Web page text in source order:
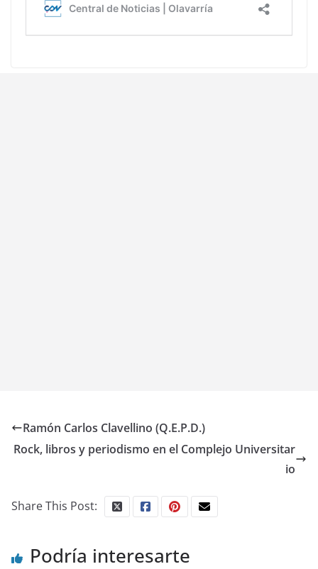
Ramón Carlos Clavellino (Q.E.P.D.)
Rock, libros y periodismo en el Complejo Universitar
io
Share This Post:
Podría interesarte